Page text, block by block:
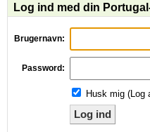
Log ind med din
Brugernavn:
Password:
Husk mig (Log
Log ind